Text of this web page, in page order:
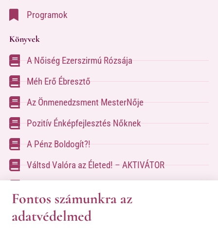
Programok
Könyvek
A Nőiség Ezerszirmú Rózsája
Méh Erő Ébresztő
Az Önmenedzsment MesterNője
Pozitív Énképfejlesztés Nőknek
A Pénz Boldogít?!
Váltsd Valóra az Életed! – AKTIVÁTOR
A kapcsolatfelvételhez kérlek tölsd ki az űrlapot
Fontos számunkra az
adatvédelmed